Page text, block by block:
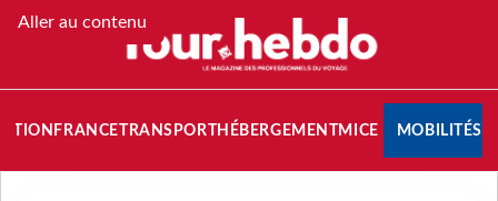
Aller au contenu
FRANCETRANSPORT HÉBERGEMENTMICE MOBILITÉS